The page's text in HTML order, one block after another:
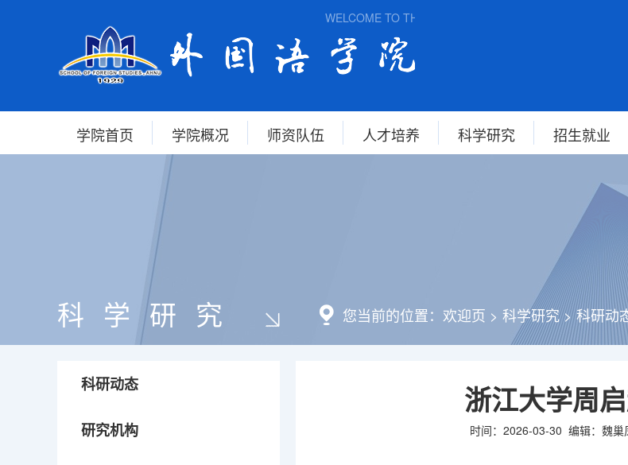
WELCOME TO THE SCHOOL OF FOREIGN STUDIES,
学院首页 学院概况 师资队伍 人才培养 科学研究 招生就业
科学研究 您当前的位置： 欢迎页 > 科学研究>科研动
科研动态
研究机构
浙江大学周
时间：2026-03-30 编辑：魏巢